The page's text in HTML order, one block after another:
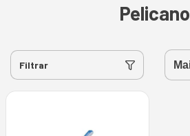
Pelicano
Filtrar